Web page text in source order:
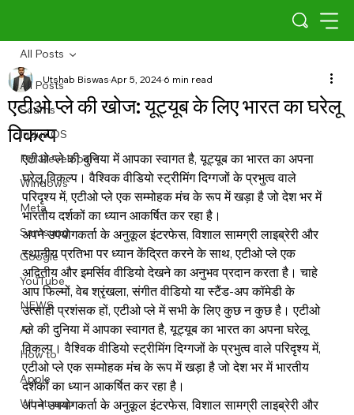
All Posts
Scams
Indus OS
For Developers
Windows
Meta
Samsung
Google
YouTube
NEWS
AI
How to
Apple
Whatsapp
All Posts
एटीओ प्ले की खोज: यूट्यूब के लिए भारत का घरेलू
विकल्प
Utshab BiswasApr 5, 20246 min read
एटीओ प्ले की दुनिया में आपका स्वागत है, यूट्यूब का भारत का अपना
घरेलू विकल्प। वैश्विक वीडियो स्ट्रीमिंग दिग्गजों के प्रभुत्व वाले
परिदृश्य में, एटीओ प्ले एक सम्मोहक मंच के रूप में खड़ा है जो देश भर में
भारतीय दर्शकों का ध्यान आकर्षित कर रहा है।
अपने उपयोगकर्ता के अनुकूल इंटरफेस, विशाल सामग्री लाइब्रेरी और
स्थानीय प्रतिभा पर ध्यान केंद्रित करने के साथ, एटीओ प्ले एक
अद्वितीय और इमर्सिव वीडियो देखने का अनुभव प्रदान करता है। चाहे
आप फिल्मों, वेब श्रृंखला, संगीत वीडियो या स्टैंड-अप कॉमेडी के
उत्साही प्रशंसक हों, एटीओ प्ले में सभी के लिए कुछ न कुछ है। एटीओ
प्ले की दुनिया में आपका स्वागत है, यूट्यूब का भारत का अपना घरेलू
विकल्प। वैश्विक वीडियो स्ट्रीमिंग दिग्गजों के प्रभुत्व वाले परिदृश्य में,
एटीओ प्ले एक सम्मोहक मंच के रूप में खड़ा है जो देश भर में भारतीय
दर्शकों का ध्यान आकर्षित कर रहा है।
अपने उपयोगकर्ता के अनुकूल इंटरफेस, विशाल सामग्री लाइब्रेरी और